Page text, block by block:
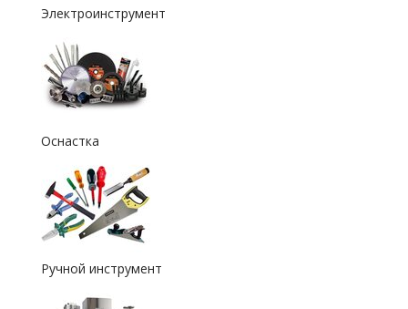
Электроинструмент
Оснастка
Ручной инструмент